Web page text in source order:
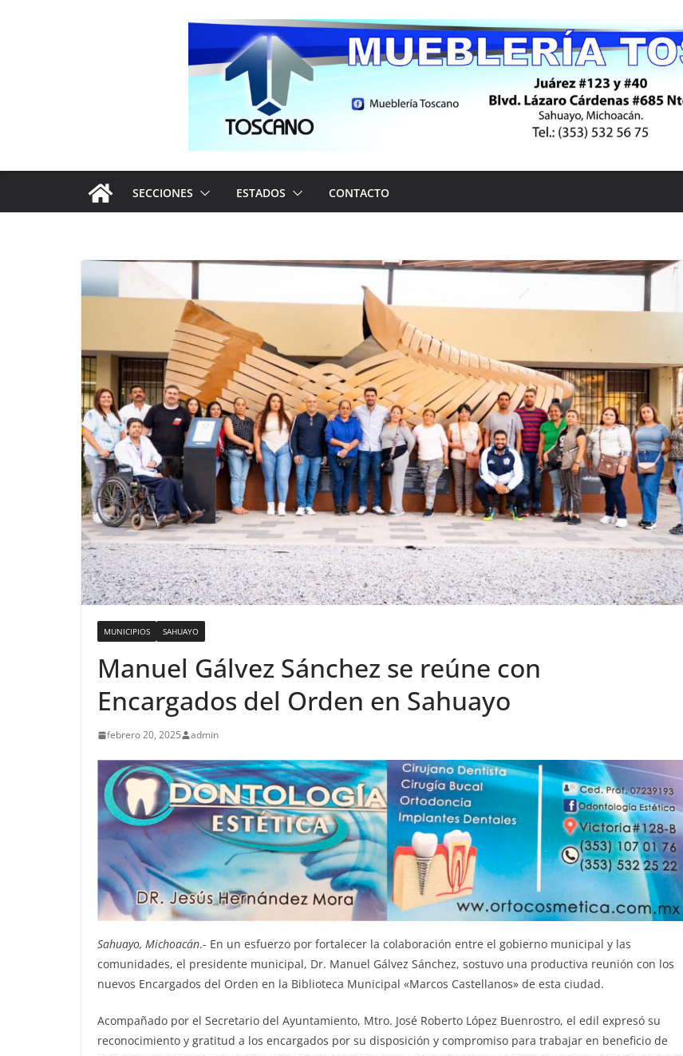
SECCIONES ESTADOS CONTACTO
MUNICIPIOS SAHUAYO
Manuel Gálvez Sánchez se reúne con
Encargados del Orden en Sahuayo
febrero 20, 2025 admin
Sahuayo, Michoacán.- En un esfuerzo por fortalecer la colaboración entre el gobierno municipal y las
comunidades, el presidente municipal, Dr. Manuel Gálvez Sánchez, sostuvo una productiva reunión con los
nuevos Encargados del Orden en la Biblioteca Municipal «Marcos Castellanos» de esta ciudad.
Acompañado por el Secretario del Ayuntamiento, Mtro. José Roberto López Buenrostro, el edil expresó su
reconocimiento y gratitud a los encargados por su disposición y compromiso para trabajar en beneficio de